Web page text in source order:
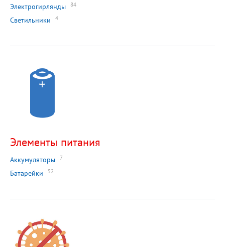
Электрогирлянды 84
Светильники 4
Элементы питания
Аккумуляторы 7
Батарейки 52